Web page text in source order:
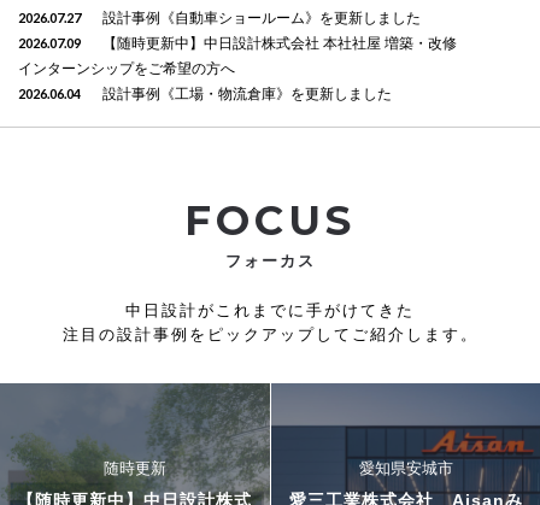
2026.07.27 設計事例《自動車ショールーム》を更新しました
2026.07.09
【随時更新中】中日設計株式会社 本社社屋 増築・改修
インターンシップをご希望の方へ
2026.06.04 設計事例《工場・物流倉庫》を更新しました
FOCUS
フォーカス
中日設計がこれまでに手がけてきた
注目の設計事例をピックアップしてご紹介します。
随時更新
【随時更新中】中日設計株式
愛知県安城市
愛三工業株式会社 Aisanみ